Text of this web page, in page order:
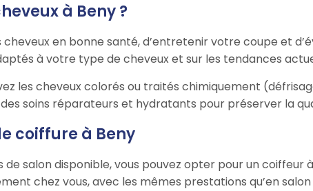
à Beny ?
en bonne santé, d’entretenir votre coupe et
à votre type de cheveux et sur les tendances
les cheveux colorés ou traités chimiquement
soins réparateurs et hydratants pour préserver la
coiffure à Beny
salon disponible, vous pouvez opter pour un coiffeur
chez vous, avec les mêmes prestations qu’en